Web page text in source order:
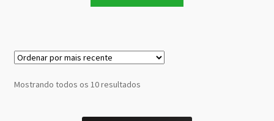
Mostrando todos os 10 resultadosClassificado